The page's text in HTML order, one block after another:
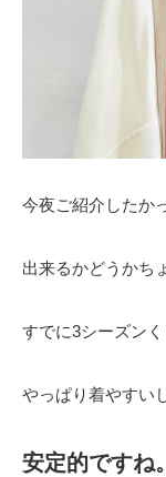
今夜ご紹介したか
出来るかどうかち
すでに3シーズン
やっぱり着やすい
安定的ですね。